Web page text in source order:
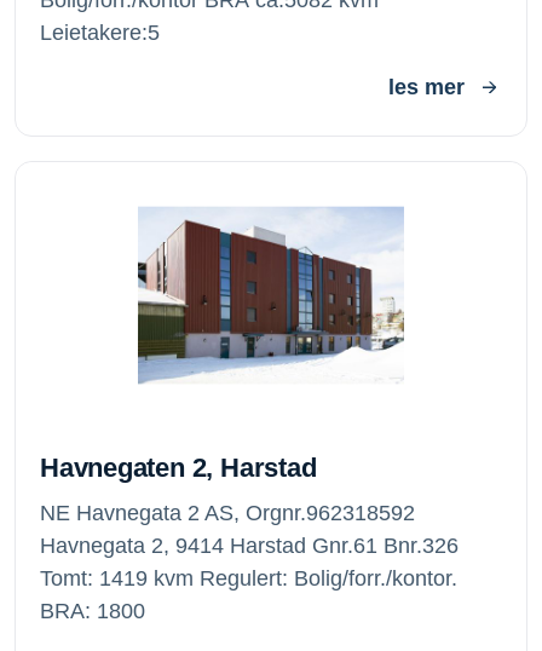
Leietakere:5
les mer
Havnegaten 2, Harstad
Havnegaten 2, Harstad
NE Havnegata 2 AS, Orgnr.962318592
Havnegata 2, 9414 Harstad Gnr.61 Bnr.326
Tomt: 1419 kvm Regulert: Bolig/forr./kontor.
BRA: 1800